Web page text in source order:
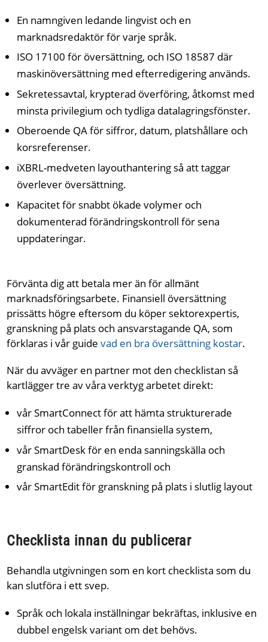
En namngiven ledande lingvist och en
marknadsredaktör för varje språk.
ISO 17100 för översättning, och ISO 18587 där
maskinöversättning med efterredigering används.
Sekretessavtal, krypterad överföring, åtkomst med
minsta privilegium och tydliga datalagringsfönster.
Oberoende QA för siffror, datum, platshållare och
korsreferenser.
iXBRL-medveten layouthantering så att taggar
överlever översättning.
Kapacitet för snabbt ökade volymer och
dokumenterad förändringskontroll för sena
uppdateringar.
Förvänta dig att betala mer än för allmänt
marknadsföringsarbete. Finansiell översättning
prissätts högre eftersom du köper sektorexpertis,
granskning på plats och ansvarstagande QA, som
förklaras i vår guidevad en bra översättning kostar.
När du avväger en partner mot den checklistan så
kartlägger tre av våra verktyg arbetet direkt:
vår SmartConnect för att hämta strukturerade
siffror och tabeller från finansiella system,
vår SmartDesk för en enda sanningskälla och
granskad förändringskontroll och
vår SmartEdit för granskning på plats i slutlig layout
Checklista innan du publicerar
Behandla utgivningen som en kort checklista som du
kan slutföra i ett svep.
Språk och lokala inställningar bekräftas, inklusive en
dubbel engelsk variant om det behövs.